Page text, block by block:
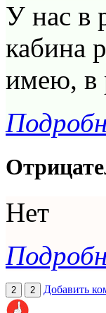
У нас в
кабина
имею, в
Нет
2 2 Добавить